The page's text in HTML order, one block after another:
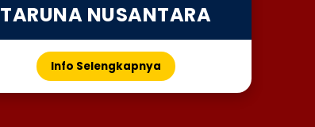
TARUNA NUSANTARA
Info Selengkapnya